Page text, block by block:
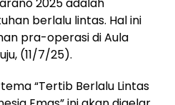
berlalu lintas. Hal ini
pra-operasi di Aula
(11/7/25).
“Tertib Berlalu Lintas